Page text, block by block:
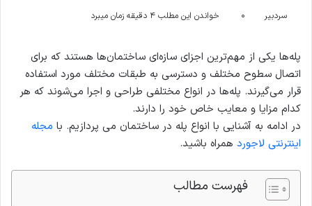
سردبیر ۰ خواندن این مطلب ۴ دقیقه زمان میبرد
پله‌ها یکی از مهم‌ترین اجزای سازه‌ای ساختمان‌ها هستند که برای
اتصال سطوح مختلف و دسترسی به طبقات مختلف مورد استفاده
قرار می‌گیرند. پله‌ها در انواع مختلفی طراحی و اجرا می‌شوند که هر
کدام مزایا و معایب خاص خود را دارند.
در ادامه به آشنایی با انواع پله در ساختمان می پردازیم. با مجله
اینترنتی لاجورد همراه باشید.
فهرست مطالب